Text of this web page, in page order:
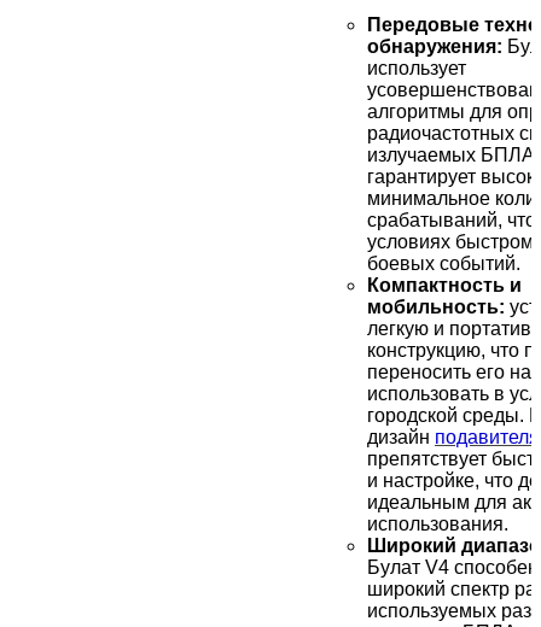
Передовые
обнаружения:
использует
алгоритмы для
радиочастотных
излучаемых
гарантирует
минимальное
срабатываний, что
условиях
боевых событий.
Компактность и
мобильность:
легкую и
конструкцию, что
переносить его на
использовать в
городской среды.
дизайн
препятствует
и настройке, что
идеальным для
использования.
Широкий
Булат V4
широкий спектр
используемых